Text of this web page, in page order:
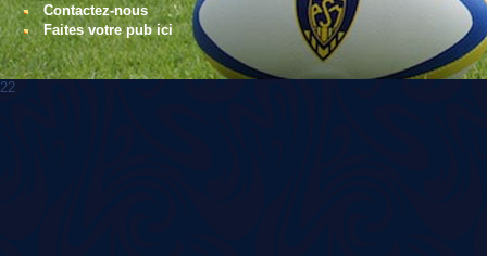
Contactez-nous
Faites votre pub ici
22